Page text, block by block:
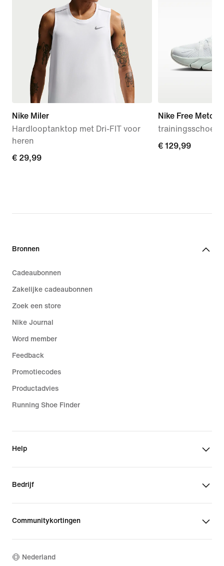
Nike Miler
Hardlooptanktop met Dri-FIT voor
heren
€ 29,99
€ 29,99
Nike Free
€ 129,99
€ 129,99
Bronnen
Cadeaubonnen
Zakelijke cadeaubonnen
Zoek een store
Nike Journal
Word member
Feedback
Promotiecodes
Productadvies
Running Shoe Finder
Help
Bedrijf
Communitykortingen
Nederland